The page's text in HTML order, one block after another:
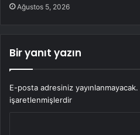
Ağustos 5, 2026
Bir yanıt yazın
E-posta adresiniz yayınlanmayacak.
işaretlenmişlerdir